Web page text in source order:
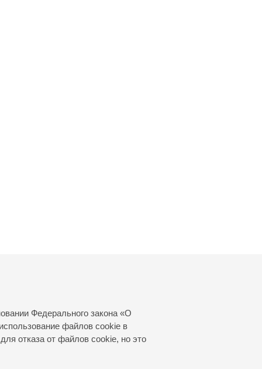
Федерального закона «О
файлов cookie в
отказа от файлов cookie, но это